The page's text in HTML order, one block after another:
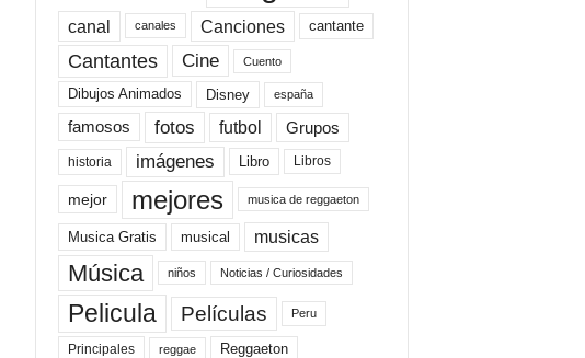
canal canales Canciones cantante
Cantantes Cine Cuento
Dibujos Animados Disney españa
famosos fotos futbol Grupos
historia imágenes Libro Libros
mejor mejores musica de reggaeton
Musica Gratis musical musicas
Música niños Noticias / Curiosidades
Pelicula Películas Peru
Principales reggae Reggaeton